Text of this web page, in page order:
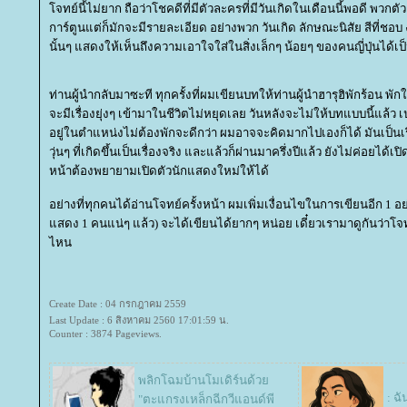
จทย์นี้ไม่ยาก ถือว่าโชคดีที่มีตัวละครที่มีวันเกิดในเดือนนี้พอดี พวกตั
การ์ตูนแต่ก็มักจะมีรายละเอียด อย่างพวก วันเกิด ลักษณะนิสัย สีที่ชอบ
นั้นๆ แสดงให้เห็นถึงความเอาใจใส่ในสิ่งเล็กๆ น้อยๆ ของคนญี่ปุ่นได้เ
ท่านผู้นำกลับมาซะที ทุกครั้งที่ผมเขียนบทให้ท่านผู้นำฮารุฮิพักร้อน พัก
จะมีเรื่องยุ่งๆ เข้ามาในชีวิตไม่หยุดเลย วันหลังจะไม่ให้บทแบบนี้แล้ว
อยู่ในตำแหน่งไม่ต้องพักจะดีกว่า ผมอาจจะคิดมากไปเองก็ได้ มันเป็น
วุ่นๆ ที่เกิดขึ้นเป็นเรื่องจริง และแล้วก็ผ่านมาครึ่งปีแล้ว ยังไม่ค่อยได้เ
หน้าต้องพยายามเปิดตัวนักแสดงใหม่ให้ได้
อย่างที่ทุกคนได้อ่านโจทย์ครั้งหน้า ผมเพิ่มเงื่อนไขในการเขียนอีก 1 อ
สดง 1 คนแน่ๆ แล้ว) จะได้เขียนได้ยากๆ หน่อย เดี๋ยวเรามาดูกันว่าโ
ไหน
Create Date : 04 กรกฎาคม 2559
Last Update : 6 สิงหาคม 2560 17:01:59 น.
Counter : 3874 Pageviews.
พลิกโฉมบ้านโมเดิร์นด้ว
"ตะแกรงเหล็กฉีกวีแอนด์พี
: ฉั